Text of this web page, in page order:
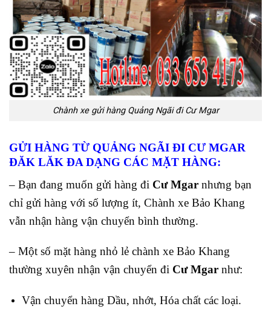
Chành xe gửi hàng Quảng Ngãi đi Cư Mgar
GỬI HÀNG TỪ QUẢNG NGÃI ĐI CƯ MGAR
ĐĂK LĂK ĐA DẠNG CÁC MẶT HÀNG:
– Bạn đang muốn gửi hàng đi Cư Mgar nhưng bạn
chỉ gửi hàng với số lượng ít, Chành xe Bảo Khang
vẫn nhận hàng vận chuyển bình thường.
– Một số mặt hàng nhỏ lẻ chành xe Bảo Khang
thường xuyên nhận vận chuyển đi Cư Mgar như:
Vận chuyển hàng Dầu, nhớt, Hóa chất các loại.